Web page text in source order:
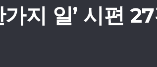
지 일’ 시편